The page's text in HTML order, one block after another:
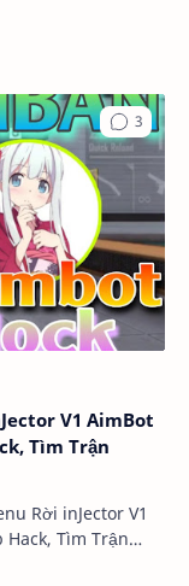
V1 AimBot
Tìm Trận
Hack, Tìm Trận